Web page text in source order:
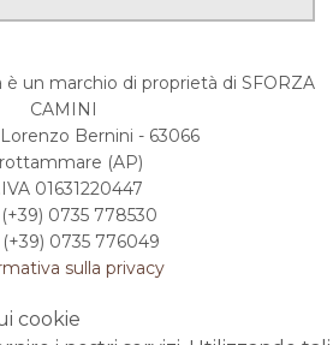
un marchio di proprietà di SFORZA
CAMINI
Bernini - 63066
(AP)
01631220447
(+39) 0735 778530
(+39) 0735 776049
sulla privacy
cookie